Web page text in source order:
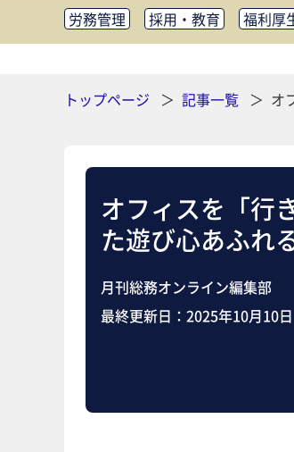
労務管理 採用・教育 福利厚
知財管理
リスクマネジメント
トップページ
記事一覧 オ
オフィスを「行
た遊び心あふれ
月刊総務オンライン編集部
最終更新日： 2025年10月10日